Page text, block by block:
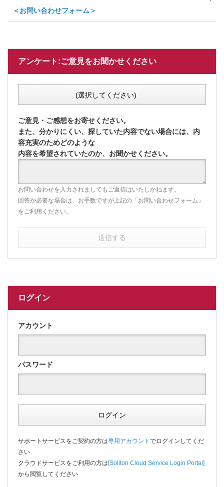
＜お問い合わせフォーム＞
アンケート:ご意見をお聞かせください
(選択してください)
ご意見・ご感想をお寄せください。
また、分かりにくい、探していた内容でない場合には、内
容充実のためどのような
内容を希望されていたのか、お聞かせください。
お問い合わせを入力されましてもご返信はいたしかねます。
回答が必要な場合は、お手数ですが上記の「お問い合わせフォーム」
をご利用ください。
送信する
ログイン
アカウント
パスワード
ログイン
サポートサービスをご契約の方は専用アカウント でログインしてくだ
さい
クラウドサービスをご利用の方は[Soliton Cloud Service Login Portal]
から閲覧してください